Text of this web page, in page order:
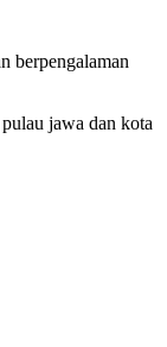
berpengalaman
jawa dan kota